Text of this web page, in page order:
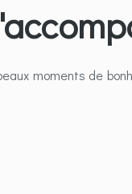
moments de